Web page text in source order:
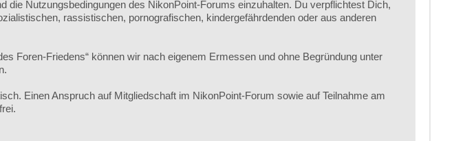
Nutzungsbedingungen des NikonPoint-Forums einzuhalten. Du verpflichtest Dich,
rassistischen, pornografischen, kindergefährdenden oder aus anderen
Foren-Friedens“ können wir nach eigenem Ermessen und ohne Begründung unter
Einen Anspruch auf Mitgliedschaft im NikonPoint-Forum sowie auf Teilnahme am